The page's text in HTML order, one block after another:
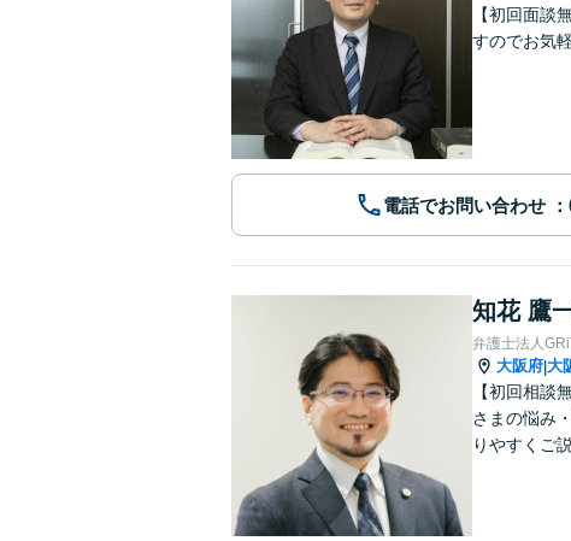
【初回面談
すのでお気
電話でお問い合わせ
知花 鷹
弁護士法人
大阪府|大
【初回相談
さまの悩み
りやすくご